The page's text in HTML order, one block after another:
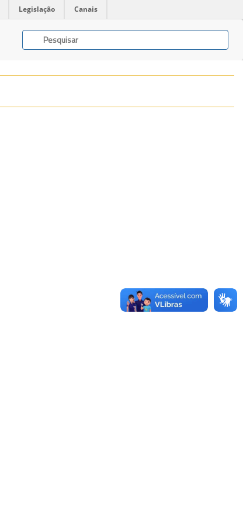
Legislação Canais